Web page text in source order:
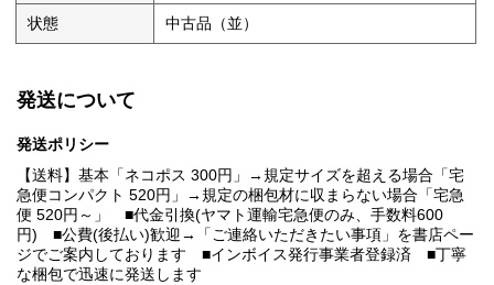
状態 中古品（並）
発送について
発送ポリシー
【送料】基本「ネコポス 300円」→規定サイズを超える場合「宅
急便コンパクト 520円」→規定の梱包材に収まらない場合「宅急
便 520円～」 ■代金引換(ヤマト運輸宅急便のみ、手数料600
円) ■公費(後払い)歓迎→「ご連絡いただきたい事項」を書店ペー
ジでご案内しております ■インボイス発行事業者登録済 ■丁寧
な梱包で迅速に発送します